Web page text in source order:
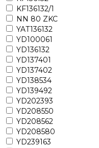
KF136132/1
NN 80 ZKC
YAT136132
YD100061
YD136132
YD137401
YD137402
YD138534
YD139492
YD202393
YD208550
YD208562
YD208580
YD239163